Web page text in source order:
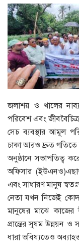
জলাশয় ও খালের
পরিবেশ এবং
সেচ ব্যবস্থার আমূল
চাকা আরও দ্রুত গতিতে
অনুষ্ঠানে সভাপতিত্ব
অফিসার
এবং সাধারণ মানুষ
নেতা যখন নিজেই
মানুষের মাঝে কাজের
প্রান্তের সুষম উন্নয়ন
ধারা ভবিষ্যতেও